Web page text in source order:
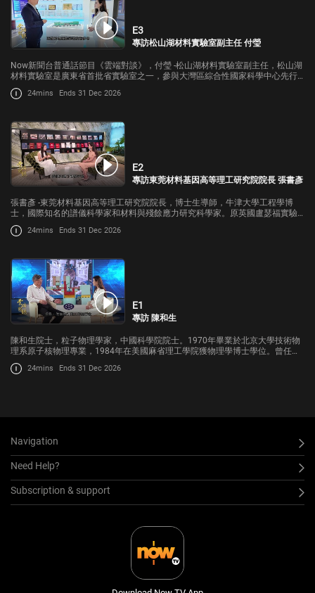
E3
專訪松山湖材料實驗室副主任 付瑩
Now新聞台普通話節目《雲端對談》，付瑩 -松山湖材料實驗室副主任，松山湖
材料實驗室是廣東省首批省實驗室之一，參與大灣區綜合性國家科學中心先行
啓動區建設的重要平台。由東莞市人民政府、中國科學院高能物理研究所等單
位共建。
24mins Ends 31 Dec 2026
E2
專訪東莞材料基因高等理工研究院院長 張書彥
張書彥 -東莞材料基因高等理工研究院院長，博士生導師，牛津大學工程學博
士，國際知名的譜儀科學家和材料與殘餘應力研究科學家。原英國盧瑟福實驗
室散裂中子源首席科學家。了解英國最大的盧瑟福國家實驗室，百年來首位華
人女性科學家，歸國深耕松山湖的故事
24mins Ends 31 Dec 2026
E1
專訪 陳和生
陳和生院士，粒子物理學家，中國科學院院士。1970年畢業於北京大學技術物
理系原子核物理專業，1984年在美國麻省理工學院獲物理學博士學位。曾任中
國科學院高能物理研究所所長、中國高能物理學會理事長等職。主持了北京正
負電子對撞機重大改造工程和中
24mins Ends 31 Dec 2026
Navigation
Need Help?
Subscription & support